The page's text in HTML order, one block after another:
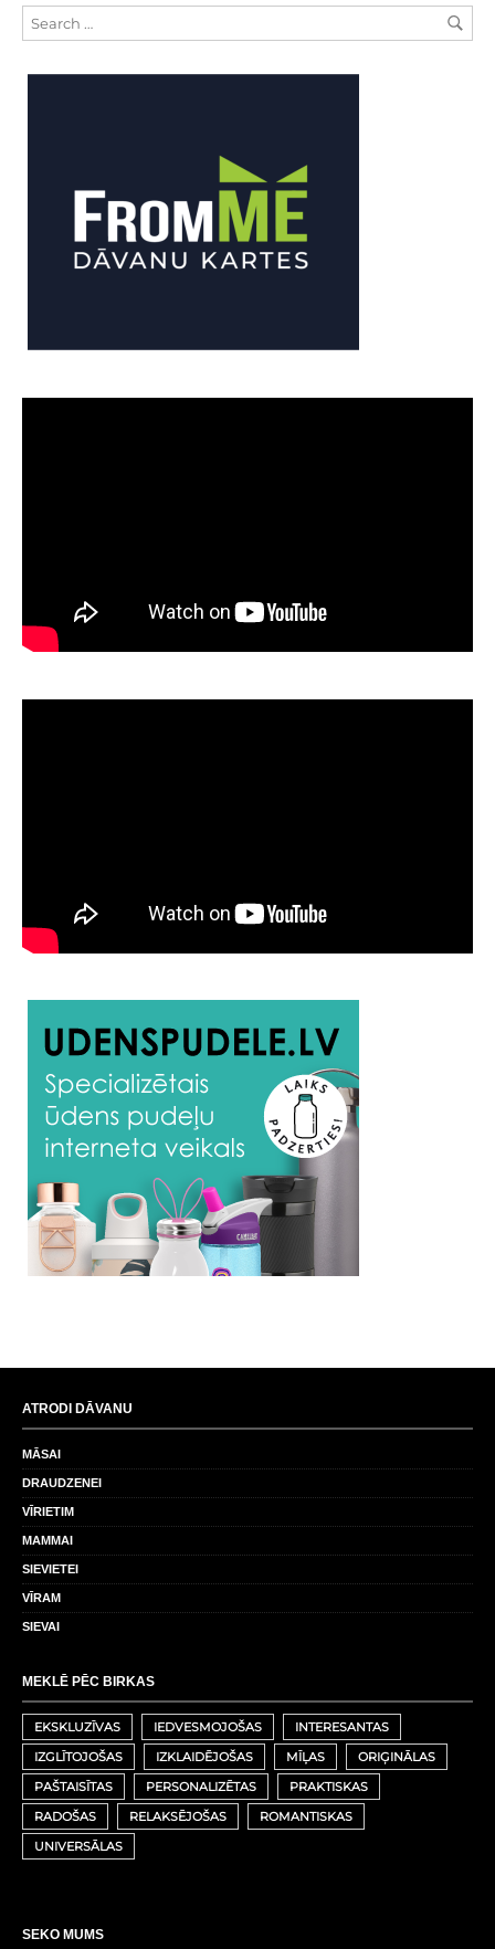
ATRODI DĀVANU
MĀSAI
DRAUDZENEI
VĪRIETIM
MAMMAI
SIEVIETEI
VĪRAM
SIEVAI
MEKLĒ PĒC BIRKAS
EKSKLUZĪVAS IEDVESMOJOŠAS
INTERESANTAS
IZGLĪTOJOŠAS
IZKLAIDĒJOŠAS MĪĻAS
ORIĢINĀLAS
PAŠTAISĪTAS
PERSONALIZĒTAS
PRAKTISKAS
RADOŠAS
RELAKSĒJOŠAS
ROMANTISKAS
UNIVERSĀLAS
SEKO MUMS